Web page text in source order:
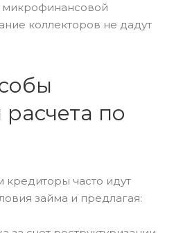
микрофинансовой
коллекторов не дадут
по
часто идут
займа и предлагая: